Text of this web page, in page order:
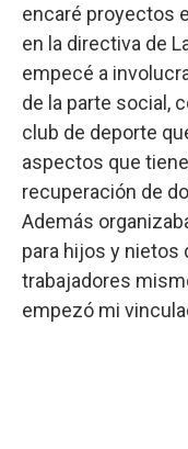
encaré proyectos
en la directiva de
empecé a
de la parte social,
club de deporte
aspectos que
recuperación de
Además
para hijos y nietos
trabajadores
empezó mi